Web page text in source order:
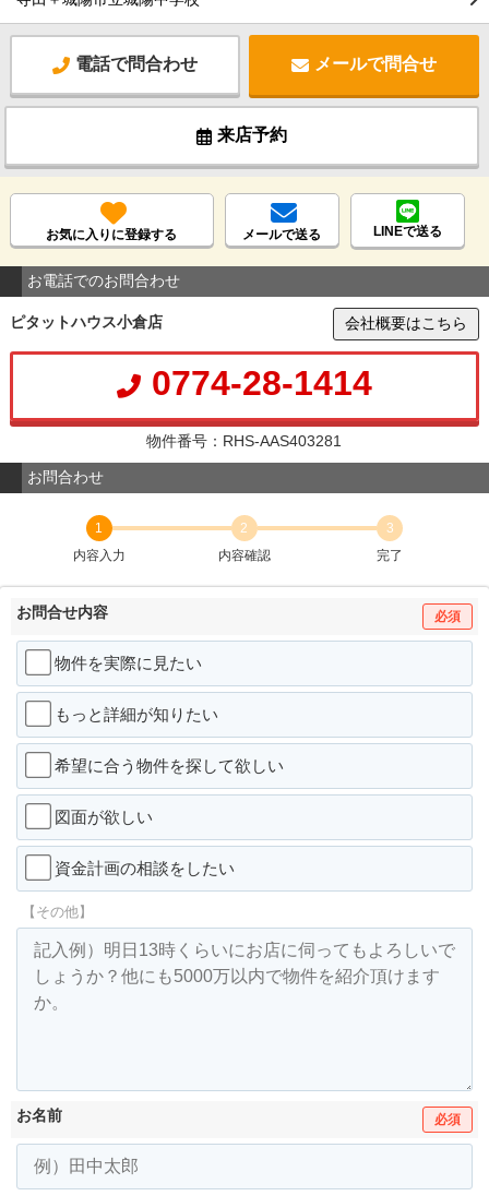
電話で問合わせ メールで問合せ
来店予約
お気に入りに登録する メールで送る LINEで送る
お電話でのお問合わせ
ピタットハウス小倉店 会社概要はこちら
0774-28-1414
物件番号：RHS-AAS403281
お問合わせ
1
内容入力
2
内容確認
3
完了
お問合せ内容 必須
物件を実際に見たい
もっと詳細が知りたい
希望に合う物件を探して欲しい
図面が欲しい
資金計画の相談をしたい
【その他】
お名前 必須